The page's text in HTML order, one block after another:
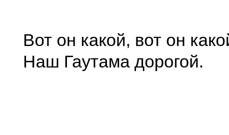
Вот он какой, вот он
Наш Гаутама дорогой.